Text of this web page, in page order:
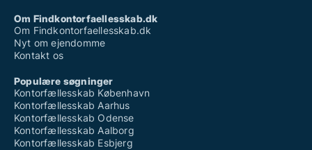
Om Findkontorfaellesskab.dk
Om Findkontorfaellesskab.dk
Nyt om ejendomme
Kontakt os
Populære søgninger
Kontorfællesskab København
Kontorfællesskab Aarhus
Kontorfællesskab Odense
Kontorfællesskab Aalborg
Kontorfællesskab Esbjerg